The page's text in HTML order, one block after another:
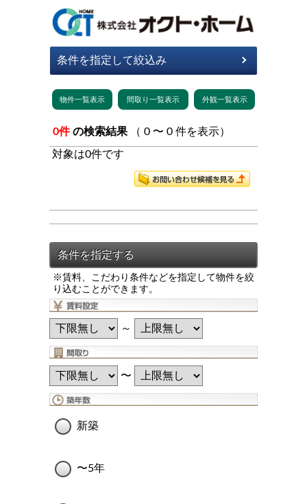
0件 の検索結果 （ 0 〜 0 件を表示）
対象は0件です
※賃料、こだわり条件などを指定して物件を絞
り込むことができます。
～
〜
新築
〜5年